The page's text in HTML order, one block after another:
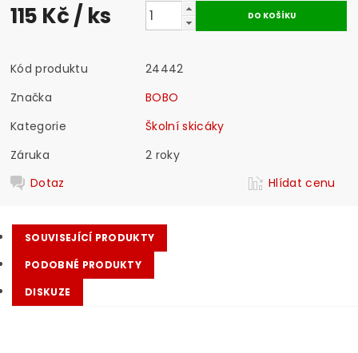
115 Kč/ ks
Kód produktu
24442
Značka
BOBO
Kategorie
Školní skicáky
Záruka
2 roky
Dotaz
Hlídat cenu
SOUVISEJÍCÍ PRODUKTY
PODOBNÉ PRODUKTY
DISKUZE